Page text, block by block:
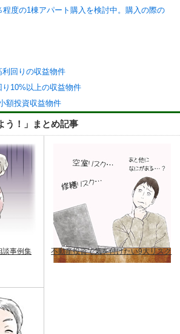
度の1棟アパート購入を検討中。購入の際の
利回りの収益物件
り10%以上の収益物件
額投資収益物件
う！」まとめ記事
談事例集 不動産投資で気を付けたい9大リスク